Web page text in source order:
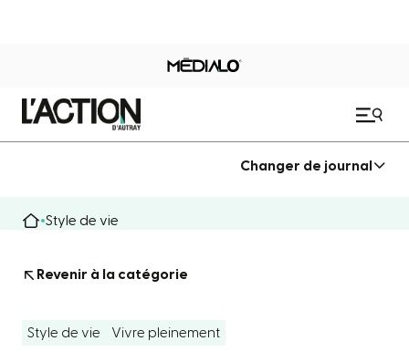
Changer de journal
Style de vie
Revenir à la catégorie
Style de vie Vivre pleinement